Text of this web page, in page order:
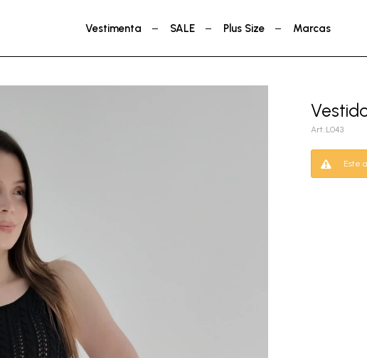
Vestimenta SALE Plus Size Marcas
L043
Este